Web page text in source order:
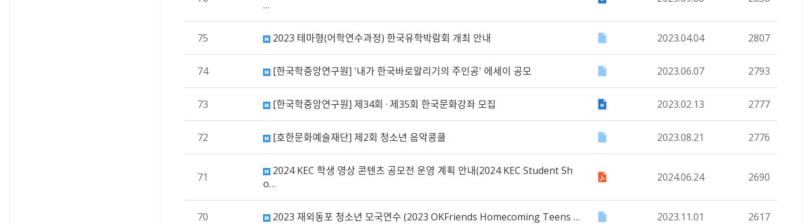
…
75 2023 테마형(어학연수과정) 한국유학박람회 개최 안내 2023.04.04 2807
74 [한국학중앙연구원] '내가 한국바로알리기의 주인공' 에세이 공모 2023.06.07 2793
73 [한국학중앙연구원] 제34회 · 제35회 한국문화강좌 모집 2023.02.13 2777
72 [호한문화예술재단] 제2회 청소년 음악콩쿨 2023.08.21 2776
71
2024 KEC 학생 영상 콘텐츠 공모전 운영 계획 안내(2024 KEC Student Sh
o…
2024.06.24 2690
70 2023 재외동포 청소년 모국연수 (2023 OKFriends Homecoming Teens … 2023.11.01 2617